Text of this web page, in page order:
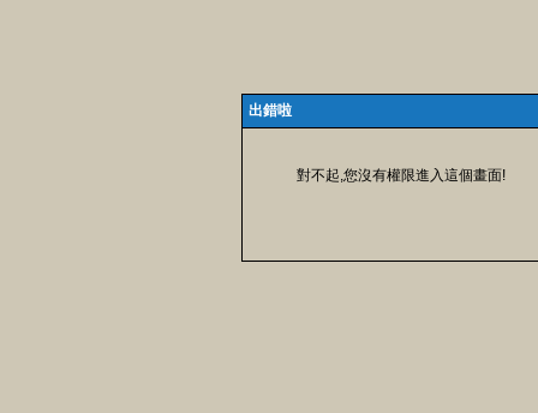
出錯啦
對不起,您沒有權限進入這個畫面!